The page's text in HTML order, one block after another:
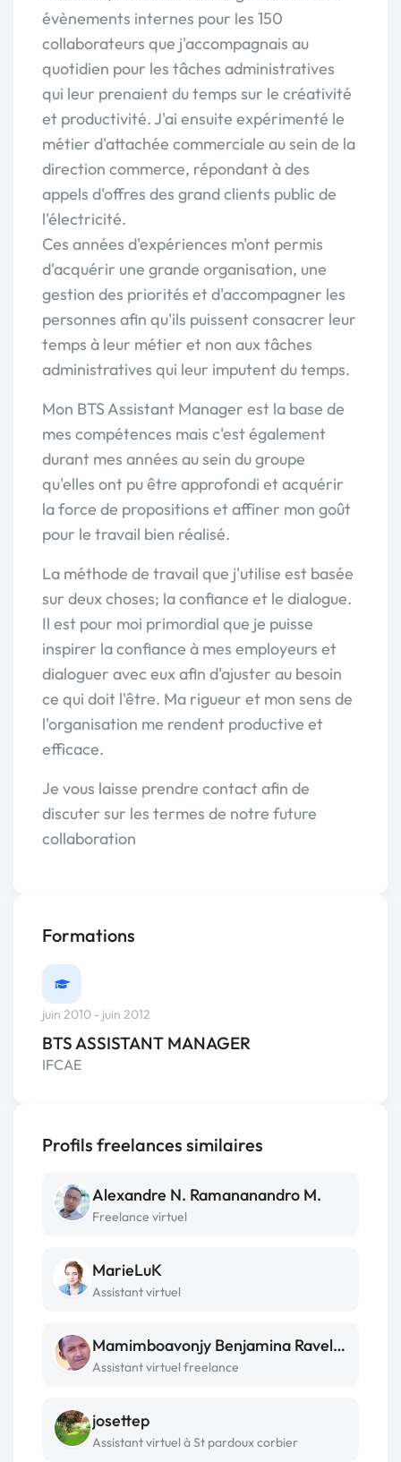
évènements internes pour les 150
collaborateurs que j'accompagnais au
quotidien pour les tâches administratives
qui leur prenaient du temps sur le créativité
et productivité. J'ai ensuite expérimenté le
métier d'attachée commerciale au sein de la
direction commerce, répondant à des
appels d'offres des grand clients public de
l'électricité.
Ces années d'expériences m'ont permis
d'acquérir une grande organisation, une
gestion des priorités et d'accompagner les
personnes afin qu'ils puissent consacrer leur
temps à leur métier et non aux tâches
administratives qui leur imputent du temps.
Mon BTS Assistant Manager est la base de
mes compétences mais c'est également
durant mes années au sein du groupe
qu'elles ont pu être approfondi et acquérir
la force de propositions et affiner mon goût
pour le travail bien réalisé.
La méthode de travail que j'utilise est basée
sur deux choses; la confiance et le dialogue.
Il est pour moi primordial que je puisse
inspirer la confiance à mes employeurs et
dialoguer avec eux afin d'ajuster au besoin
ce qui doit l'être. Ma rigueur et mon sens de
l'organisation me rendent productive et
efficace.
Je vous laisse prendre contact afin de
discuter sur les termes de notre future
collaboration
Formations
juin 2010 - juin 2012
BTS ASSISTANT MANAGER
IFCAE
Profils freelances similaires
Alexandre N. Ramananandro M.
Freelance virtuel
MarieLuK
Assistant virtuel
Mamimboavonjy Benjamina Raveloarijaona
Assistant virtuel freelance
josettep
Assistant virtuel à St pardoux corbier